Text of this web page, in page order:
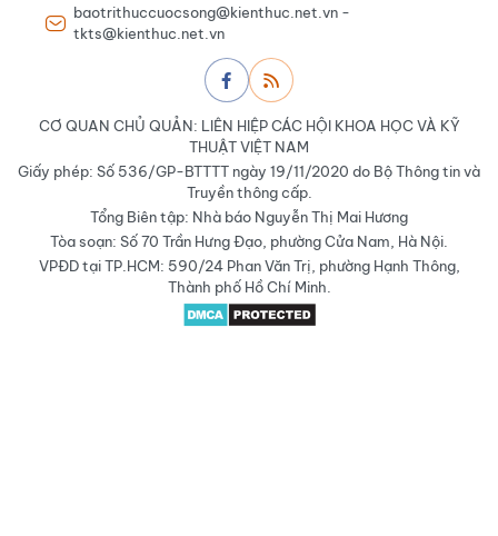
baotrithuccuocsong@kienthuc.net.vn -
tkts@kienthuc.net.vn
CƠ QUAN CHỦ QUẢN: LIÊN HIỆP CÁC HỘI KHOA HỌC VÀ KỸ
THUẬT VIỆT NAM
Giấy phép: Số 536/GP-BTTTT ngày 19/11/2020 do Bộ Thông tin và
Truyền thông cấp.
Tổng Biên tập: Nhà báo Nguyễn Thị Mai Hương
Tòa soạn: Số 70 Trần Hưng Đạo, phường Cửa Nam, Hà Nội.
VPĐD tại TP.HCM: 590/24 Phan Văn Trị, phường Hạnh Thông,
Thành phố Hồ Chí Minh.